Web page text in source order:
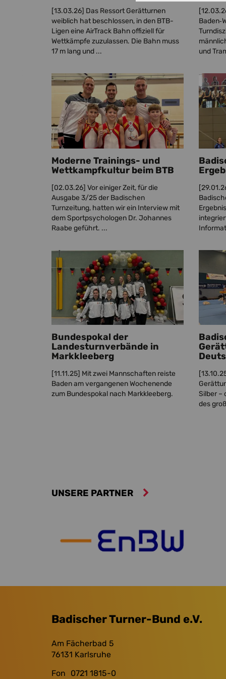
[13.03.26] Das Ressort Gerätturnen
weiblich hat beschlossen, in den BTB-
Ligen eine AirTrack Bahn offiziell für
Wettkämpfe zuzulassen. Die Bahn muss
17 m lang und ...
und
Moderne Trainings- und
Wettkampfkultur beim BTB
[02.03.26] Vor einiger Zeit, für die
Ausgabe 3/25 der Badischen
Turnzeitung, hatten wir ein Interview mit
dem Sportpsychologen Dr. Johannes
Raabe geführt. ...
Bundespokal der
Landesturnverbände in
Markkleeberg
[11.11.25] Mit zwei Mannschaften reiste
Baden am vergangenen Wochenende
zum Bundespokal nach Markkleeberg.
Silber –
des
UNSERE PARTNER
Badischer Turner-Bund e.V.
Am Fächerbad 5
76131 Karlsruhe
Fon
0721 1815-0